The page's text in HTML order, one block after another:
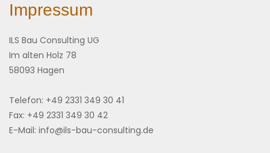
Impressum
ILS Bau Consulting UG
Im alten Holz 78
58093 Hagen
Telefon: +49 2331 349 30 41
Fax: +49 2331 349 30 42
E-Mail: info@ils-bau-consulting.de